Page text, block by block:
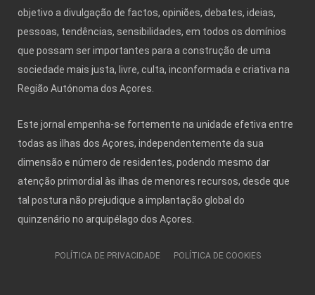
objetivo a divulgação de factos, opiniões, debates, ideias,
pessoas, tendências, sensibilidades, em todos os domínios
que possam ser importantes para a construção de uma
sociedade mais justa, livre, culta, inconformada e criativa na
Região Autónoma dos Açores.
Este jornal empenha-se fortemente na unidade efetiva entre
todas as ilhas dos Açores, independentemente da sua
dimensão e número de residentes, podendo mesmo dar
atenção primordial às ilhas de menores recursos, desde que
tal postura não prejudique a implantação global do
quinzenário no arquipélago dos Açores.
POLÍTICA DE PRIVACIDADE POLÍTICA DE COOKIES